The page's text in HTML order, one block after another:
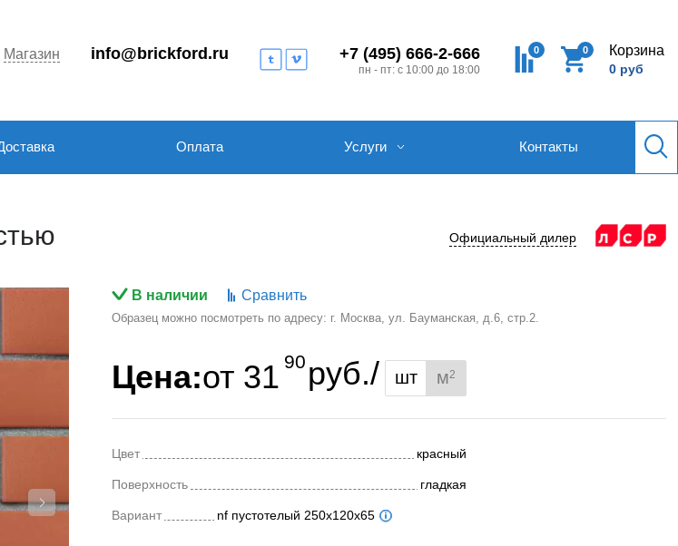
Магазин info@brickford.ru +7 (495) 666-2-666
пн - пт: с 10:00 до 18:00
0 0 Корзина
0 руб
Оплата Услуги Контакты
Официальный дилер
В наличии Сравнить
Образец можно посмотреть по адресу: г. Москва, ул. Бауманская, д.6, стр.2.
Цена:от 31 90 руб./ шт м2
Цвет красный
Поверхность гладкая
Вариант nf пустотелый 250x120x65